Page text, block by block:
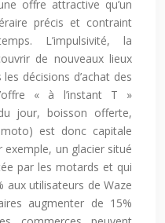
offre attractive qu’un
précis et contraint
L’impulsivité, la
de nouveaux lieux
décisions d’achat des
« à l’instant T »
jour, boisson offerte,
est donc capitale
un glacier situé
par les motards et qui
aux utilisateurs de Waze
augmenter de 15%